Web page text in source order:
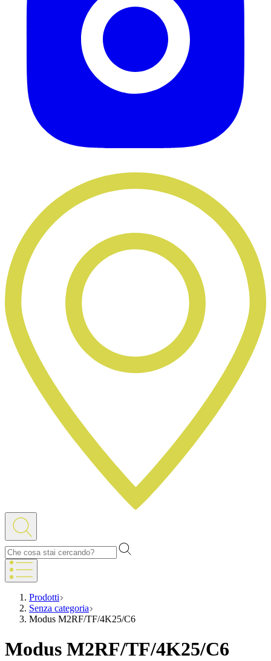
Prodotti
Senza categoria
Modus M2RF/TF/4K25/C6
Modus M2RF/TF/4K25/C6